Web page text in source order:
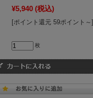
¥5,940 (税込)
[ポイント還元 59ポイント～]
枚